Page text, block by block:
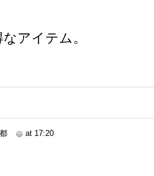
アイテム。
at 17:20